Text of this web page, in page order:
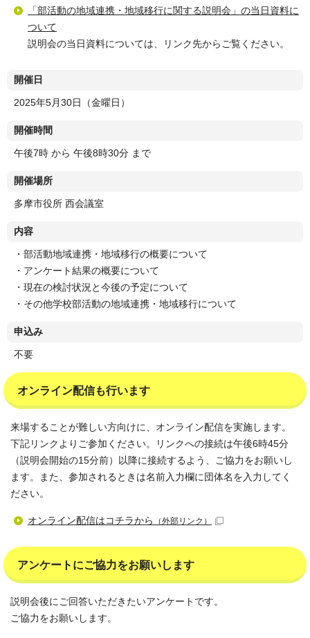
「部活動の地域連携・地域移行に関する説明会」の当日資料に
ついて
説明会の当日資料については、リンク先からご覧ください。
開催日
2025年5月30日（金曜日）
開催時間
午後7時 から 午後8時30分 まで
開催場所
多摩市役所 西会議室
内容
・部活動地域連携・地域移行の概要について
・アンケート結果の概要について
・現在の検討状況と今後の予定について
・その他学校部活動の地域連携・地域移行について
申込み
不要
オンライン配信も行います
来場することが難しい方向けに、オンライン配信を実施します。
下記リンクよりご参加ください。リンクへの接続は午後6時45分
（説明会開始の15分前）以降に接続するよう、ご協力をお願いし
ます。また、参加されるときは名前入力欄に団体名を入力してく
ださい。
オンライン配信はコチラから （外部リンク）
アンケートにご協力をお願いします
説明会後にご回答いただきたいアンケートです。
ご協力をお願いします。